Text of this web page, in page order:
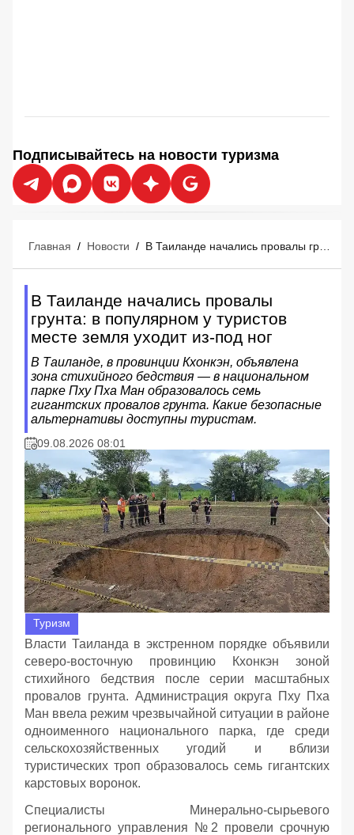
Подписывайтесь на новости туризма
Главная / Новости /
В Таиланде начались провалы
грунта: в популярном у туристов
месте земля уходит из-под ног
В Таиланде, в провинции Кхонкэн, объявлена
зона стихийного бедствия — в национальном
парке Пху Пха Ман образовалось семь
гигантских провалов грунта. Какие безопасные
альтернативы доступны туристам.
09.08.2026 08:01
Туризм
Власти Таиланда в экстренном порядке объявили
северо-восточную провинцию Кхонкэн зоной
стихийного бедствия после серии масштабных
провалов грунта. Администрация округа Пху Пха
Ман ввела режим чрезвычайной ситуации в районе
одноименного национального парка, где среди
сельскохозяйственных угодий и вблизи
туристических троп образовалось семь гигантских
карстовых воронок.
Специалисты Минерально-сырьевого
регионального управления №2 провели срочную